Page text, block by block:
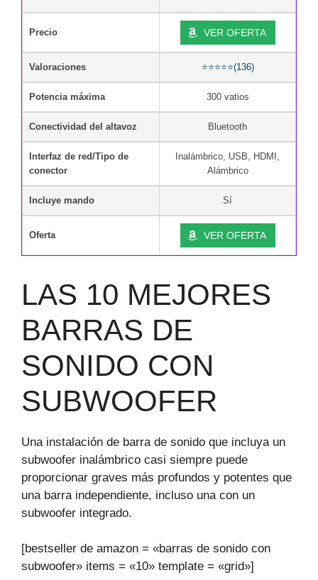
Precio VER OFERTA
Valoraciones ⭐⭐⭐⭐⭐(136)
Potencia máxima 300 vatios
Conectividad del altavoz Bluetooth
Interfaz de red/Tipo de
conector
Inalámbrico, USB, HDMI,
Alámbrico
Incluye mando Sí
Oferta VER OFERTA
LAS 10 MEJORES
BARRAS DE
SONIDO CON
SUBWOOFER
Una instalación de barra de sonido que incluya un
subwoofer inalámbrico casi siempre puede
proporcionar graves más profundos y potentes que
una barra independiente, incluso una con un
subwoofer integrado.
[bestseller de amazon = «barras de sonido con
subwoofer» items = «10» template = «grid»]